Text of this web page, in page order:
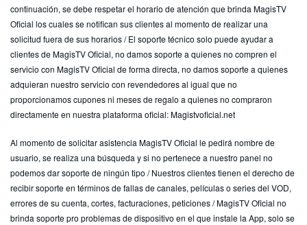
continuación, se debe respetar el horario de atención que brinda MagisTV
Oficial los cuales se notifican sus clientes al momento de realizar una
solicitud fuera de sus horarios / El soporte técnico solo puede ayudar a
clientes de MagisTV Oficial, no damos soporte a quienes no compren el
servicio con MagisTV Oficial de forma directa, no damos soporte a quienes
adquieran nuestro servicio con revendedores al igual que no
proporcionamos cupones ni meses de regalo a quienes no compraron
directamente en nuestra plataforma oficial: Magistvoficial.net
Al momento de solicitar asistencia MagisTV Oficial le pedirá nombre de
usuario, se realiza una búsqueda y si no pertenece a nuestro panel no
podemos dar soporte de ningún tipo / Nuestros clientes tienen el derecho de
recibir soporte en términos de fallas de canales, películas o series del VOD,
errores de su cuenta, cortes, facturaciones, peticiones / MagisTV Oficial no
brinda soporte pro problemas de dispositivo en el que instale la App, solo se